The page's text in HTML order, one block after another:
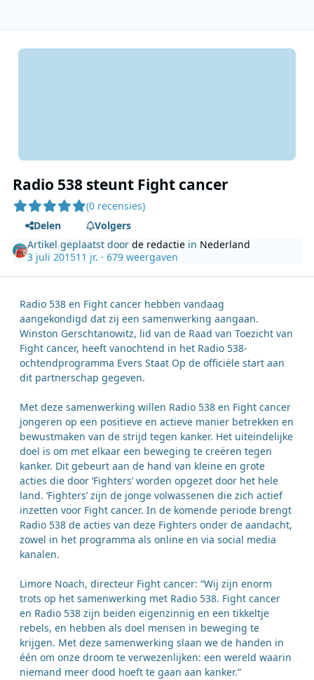
Radio 538 steunt Fight cancer
(0 recensies)
Delen
Volgers
Artikel geplaatst doorde redactie in Nederland
3 juli 201511 jr. · 679 weergaven
Radio 538 en Fight cancer hebben vandaag
aangekondigd dat zij een samenwerking aangaan.
Winston Gerschtanowitz, lid van de Raad van Toezicht van
Fight cancer, heeft vanochtend in het Radio 538-
ochtendprogramma Evers Staat Op de officiële start aan
dit partnerschap gegeven.
Met deze samenwerking willen Radio 538 en Fight cancer
jongeren op een positieve en actieve manier betrekken en
bewustmaken van de strijd tegen kanker. Het uiteindelijke
doel is om met elkaar een beweging te creëren tegen
kanker. Dit gebeurt aan de hand van kleine en grote
acties die door ‘Fighters’ worden opgezet door het hele
land. ‘Fighters’ zijn de jonge volwassenen die zich actief
inzetten voor Fight cancer. In de komende periode brengt
Radio 538 de acties van deze Fighters onder de aandacht,
zowel in het programma als online en via social media
kanalen.
Limore Noach, directeur Fight cancer: “Wij zijn enorm
trots op het samenwerking met Radio 538. Fight cancer
en Radio 538 zijn beiden eigenzinnig en een tikkeltje
rebels, en hebben als doel mensen in beweging te
krijgen. Met deze samenwerking slaan we de handen in
één om onze droom te verwezenlijken: een wereld waarin
niemand meer dood hoeft te gaan aan kanker.”